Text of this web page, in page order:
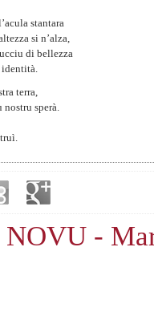
stantara
si n’alza,
di bellezza
identità.
terra,
nostru sperà.
-